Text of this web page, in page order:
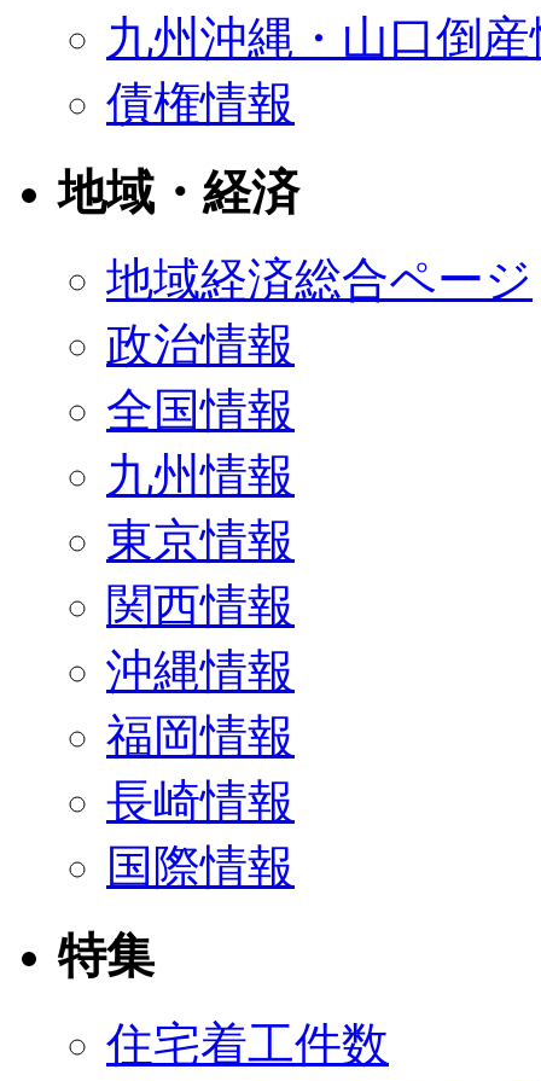
九州沖縄・山口倒
債権情報
地域・経済
地域経済総合ページ
政治情報
全国情報
九州情報
東京情報
関西情報
沖縄情報
福岡情報
長崎情報
国際情報
特集
住宅着工件数